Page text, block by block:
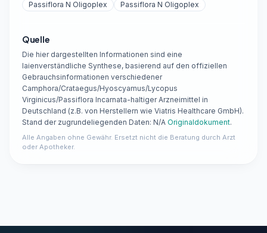
Passiflora N Oligoplex Passiflora N Oligoplex
Quelle
Die hier dargestellten Informationen sind eine
laienverständliche Synthese, basierend auf den offiziellen
Gebrauchsinformationen verschiedener
Camphora/Crataegus/Hyoscyamus/Lycopus
Virginicus/Passiflora Incarnata-haltiger Arzneimittel in
Deutschland (z.B. von Herstellern wie Viatris Healthcare GmbH).
Stand der zugrundeliegenden Daten: N/A Originaldokument.
Alle Angaben ohne Gewähr. Ersetzt nicht die Beratung durch Arzt
oder Apotheker.